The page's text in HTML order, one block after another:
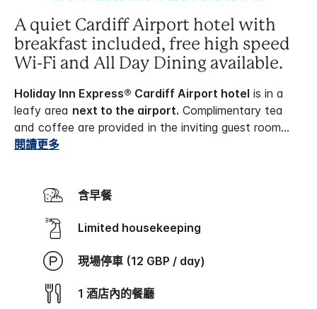
A quiet Cardiff Airport hotel with
breakfast included, free high speed
Wi-Fi and All Day Dining available.
Holiday Inn Express® Cardiff Airport hotel is in a
leafy area next to the airport. Complimentary tea
and coffee are provided in the inviting guest room...
閱讀更多
含早餐
Limited housekeeping
現場停車 (12 GBP / day)
1 酒店內的餐廳